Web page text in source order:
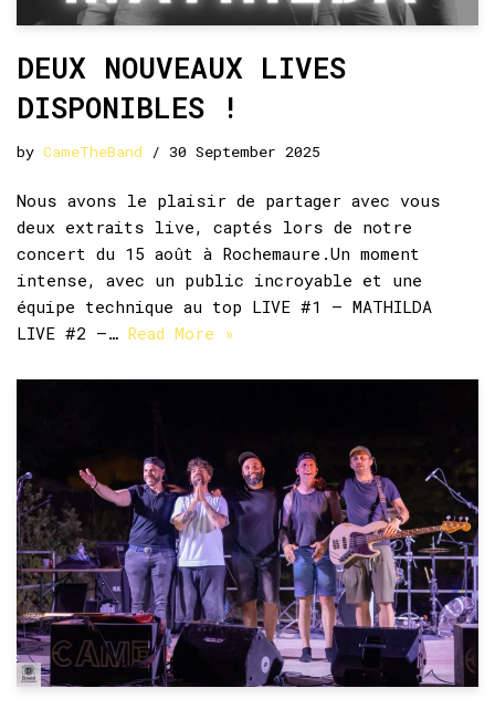
DEUX NOUVEAUX LIVES
DISPONIBLES !
by CameTheBand 30 September 2025
Nous avons le plaisir de partager avec vous
deux extraits live, captés lors de notre
concert du 15 août à Rochemaure.Un moment
intense, avec un public incroyable et une
équipe technique au top LIVE #1 – MATHILDA
LIVE #2 –… Read More »